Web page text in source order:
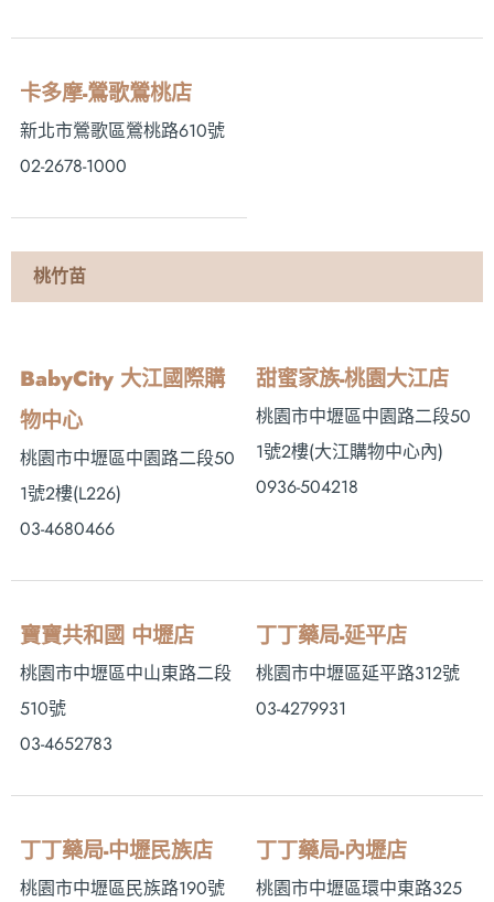
卡多摩-鶯歌鶯桃店
新北市鶯歌區鶯桃路610號
02-2678-1000
桃竹苗
BabyCity 大江國際購
物中心
桃園市中壢區中園路二段50
1號2樓(L226)
03-4680466
甜蜜家族-桃園大江店
桃園市中壢區中園路二段50
1號2樓 (大江購物中心內)
0936-504218
寶寶共和國 中壢店
桃園市中壢區中山東路二段
510號
03-4652783
丁丁藥局-延平店
桃園市中壢區延平路312號
03-4279931
丁丁藥局-中壢民族店
桃園市中壢區民族路190號
丁丁藥局-內壢店
桃園市中壢區環中東路325